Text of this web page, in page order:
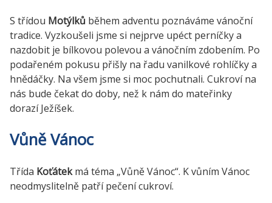
S třídou Motýlků během adventu poznáváme vánoční
tradice. Vyzkoušeli jsme si nejprve upéct perníčky a
nazdobit je bílkovou polevou a vánočním zdobením. Po
podařeném pokusu přišly na řadu vanilkové rohlíčky a
hnědáčky. Na všem jsme si moc pochutnali. Cukroví na
nás bude čekat do doby, než k nám do mateřinky
dorazí Ježíšek.
Vůně Vánoc
Třída Koťátekmá téma „Vůně Vánoc“. K vůním Vánoc
neodmyslitelně patří pečení cukroví.